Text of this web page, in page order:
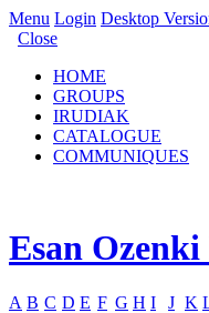
Menu Login Desktop
Close
HOME
GROUPS
IRUDIAK
CATALOGUE
COMMUNIQUES
Esan Ozenki
A B C D E F G H I J K